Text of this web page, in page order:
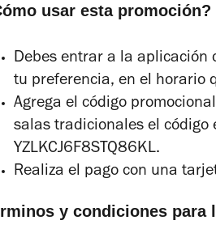
usar esta promoción?
Debes entrar a la aplicación
tu preferencia, en el horario
Agrega el código
salas tradicionales el código
YZLKCJ6F8STQ86KL.
Realiza el pago con una
y condiciones para